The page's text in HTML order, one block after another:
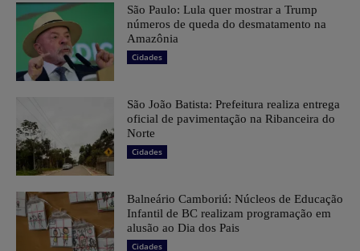
São Paulo: Lula quer mostrar a Trump
números de queda do desmatamento na
Amazônia
Cidades
São João Batista: Prefeitura realiza entrega
oficial de pavimentação na Ribanceira do
Norte
Cidades
Balneário Camboriú: Núcleos de Educação
Infantil de BC realizam programação em
alusão ao Dia dos Pais
Cidades